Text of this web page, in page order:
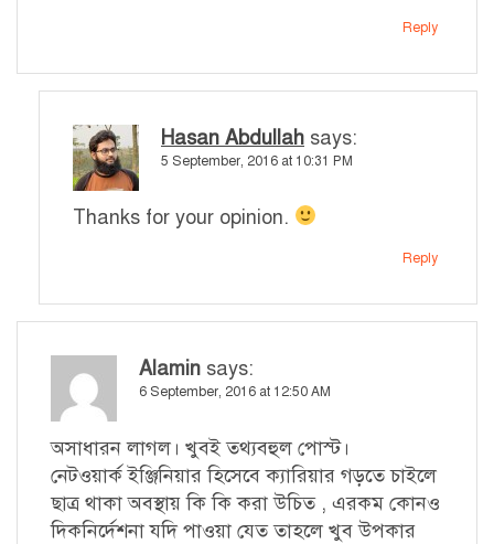
Reply
Hasan Abdullah says:
5 September, 2016 at 10:31 PM
Thanks for your opinion.
Reply
Alamin says:
6 September, 2016 at 12:50 AM
অসাধারন লাগল। খুবই তথ্যবহুল পোস্ট।
নেটওয়ার্ক ইঞ্জিনিয়ার হিসেবে ক্যারিয়ার গড়তে চাইলে
ছাত্র থাকা অবস্থায় কি কি করা উচিত , এরকম কোনও
দিকনির্দেশনা যদি পাওয়া যেত তাহলে খুব উপকার